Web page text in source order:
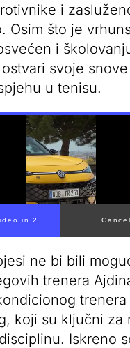
i
Osim što je
i
svoje
u tenisu.
ne bi bili
trenera
trenera
koji su ključni za
Iskreno